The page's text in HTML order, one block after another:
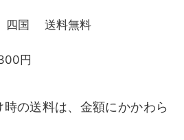
四国 送料無料
円
の送料は、金額にかかわら